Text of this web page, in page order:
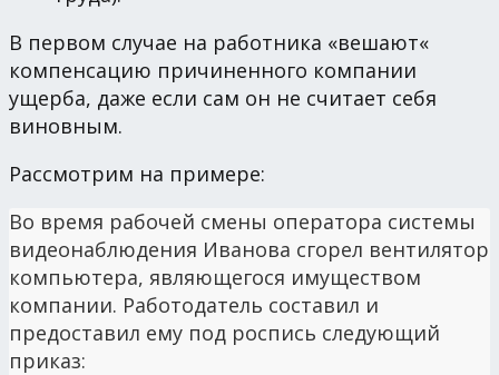
В первом случае на работника «вешают«
компенсацию причиненного компании
ущерба, даже если сам он не считает себя
виновным.
Рассмотрим на примере:
Во время рабочей смены оператора системы
видеонаблюдения Иванова сгорел вентилятор
компьютера, являющегося имуществом
компании. Работодатель составил и
предоставил ему под роспись следующий
приказ: